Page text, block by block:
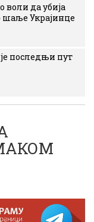
воли да убија
шаље Украјинце
последњи пут